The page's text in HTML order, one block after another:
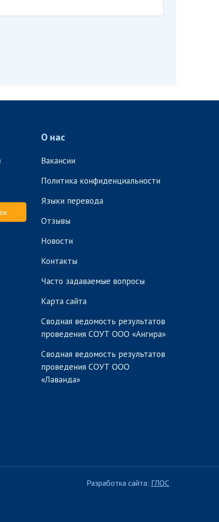
О нас
Вакансии
Политика конфиденциальности
Языки перевода
Отзывы
Новости
Контакты
Часто задаваемые вопросы
Карта сайта
Сводная ведомость результатов
проведения СОУТ ООО «Ангира»
Сводная ведомость результатов
проведения СОУТ ООО
«Лаванда»
Разработка сайта: ГЛОС